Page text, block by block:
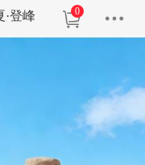
登峰 0